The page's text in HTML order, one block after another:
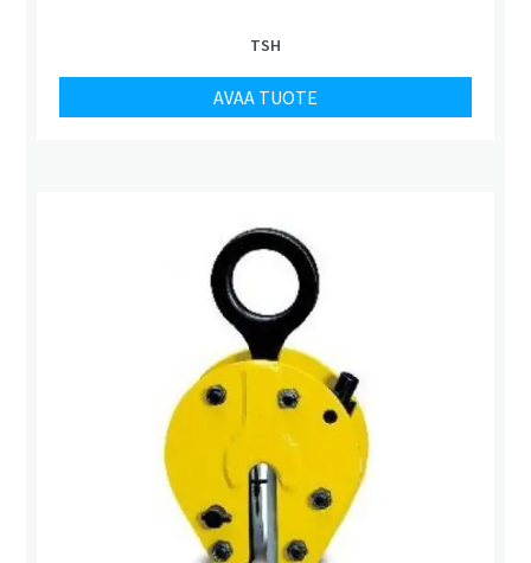
TSH
AVAA TUOTE